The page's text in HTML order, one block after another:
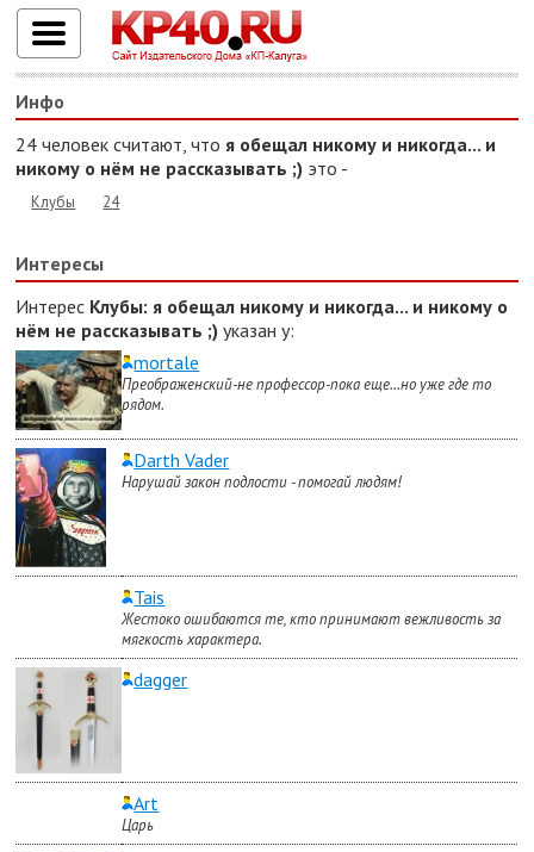
Инфо
24 человек считают, чтоя обещал никому и никогда... и
никому о нём не рассказывать ;) это -
Клубы 24
Интересы
Интерес Клубы: я обещал никому и никогда... и никому о
нём не рассказывать ;) указан у:
mortale
Преображенский-не профессор-пока еще...но уже где то
рядом.
Darth Vader
Нарушай закон подлости - помогай людям!
Tais
Жестоко ошибаются те, кто принимают вежливость за
мягкость характера.
dagger
Art
Царь